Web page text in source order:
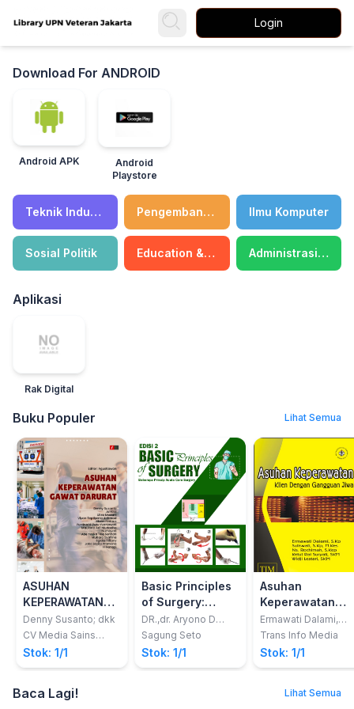
Login
Download For ANDROID
Android APK
Android
Playstore
Teknik Industri Pengembangan Diri Ilmu Komputer
Sosial Politik Education & Teaching Administrasi Negara
Aplikasi
Rak Digital
Buku Populer Lihat Semua
ASUHAN
KEPERAWATAN
GAWAT DARURAT
Denny Susanto; dkk
CV Media Sains
Indonesia
Stok: 1/1
Basic Principles
of Surgery:
Beberapa Prinsip
Acute Care
Surgery Edisi 2
DR.,dr. Aryono D
Pusponegoro SpB
(K) BD., FICS.,
FRCSEd (Ad
Hom).;Professor
Sagung Seto
Stok: 1/1
Asuhan
Keperawatan
Klien dengan
Gangguan Jiwa
Ermawati Dalami,
S.Kp; dkk.
Trans Info Media
Stok: 1/1
Baca Lagi! Lihat Semua